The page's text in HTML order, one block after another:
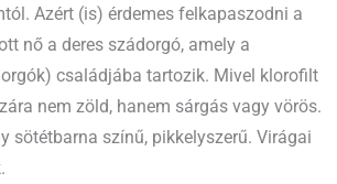
Azért (is) érdemes felkapaszodni a
nő a deres szádorgó, amely a
családjába tartozik. Mivel klorofilt
nem zöld, hanem sárgás vagy vörös.
sötétbarna színű, pikkelyszerű. Virágai